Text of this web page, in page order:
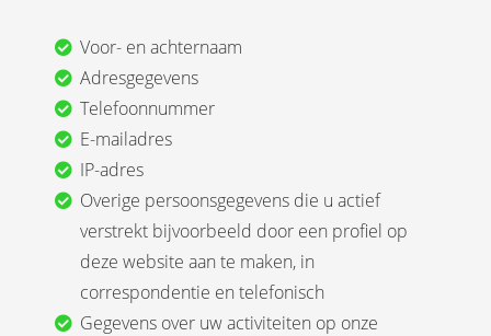
Voor- en achternaam
Adresgegevens
Telefoonnummer
E-mailadres
IP-adres
Overige persoonsgegevens die u actief
verstrekt bijvoorbeeld door een profiel op
deze website aan te maken, in
correspondentie en telefonisch
Gegevens over uw activiteiten op onze